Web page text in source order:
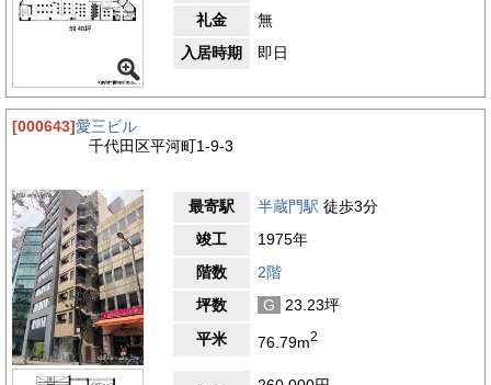
礼金
無
入居時期
即日
[000643]愛三ビル
千代田区平河町1-9-3
最寄駅 半蔵門駅 徒歩3分
竣工
1975年
階数
2階
坪数
G
23.23坪
平米
76.79m2